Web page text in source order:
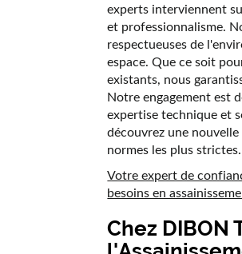
experts interviennent
et professionnalisme.
respectueuses de
espace. Que ce soit
existants, nous
Notre engagement est
expertise technique et
découvrez une
normes les plus strictes.
Votre expert de
besoins en
Chez DIBON